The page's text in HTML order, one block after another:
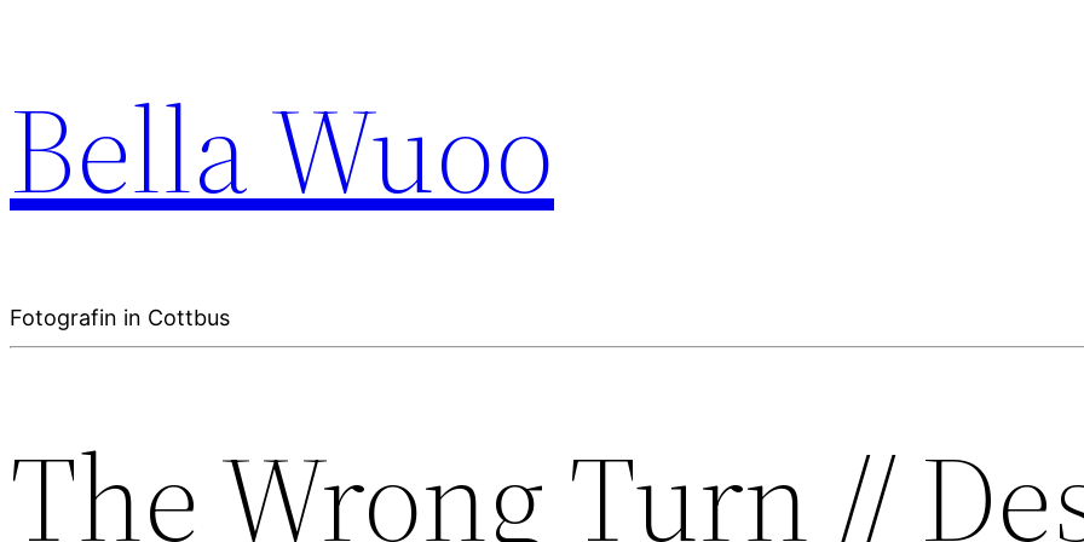
Bella Wuoo
Fotografin in Cottbus
The Wrong Turn //